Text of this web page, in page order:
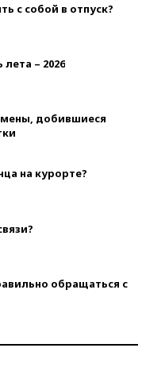
с собой в отпуск?
– 2026
добившиеся
на курорте?
обращаться с